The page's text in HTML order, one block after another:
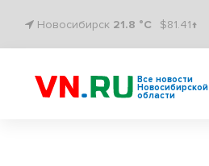
Новосибирск 21.8 °C $81.41↑
Все новости
Новосибирской
области